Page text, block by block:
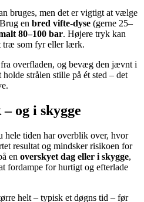
bruges, men det er vigtigt at vælge
en bred vifte-dyse (gerne 25–
80–100 bar. Højere tryk kan
træ som fyr eller lærk.
fra overfladen, og bevæg den jævnt i
strålen stille på ét sted – det
og i skygge
hele tiden har overblik over, hvor
resultat og mindsker risikoen for
en overskyet dag eller i skygge,
fordampe for hurtigt og efterlade
helt – typisk et døgns tid – før